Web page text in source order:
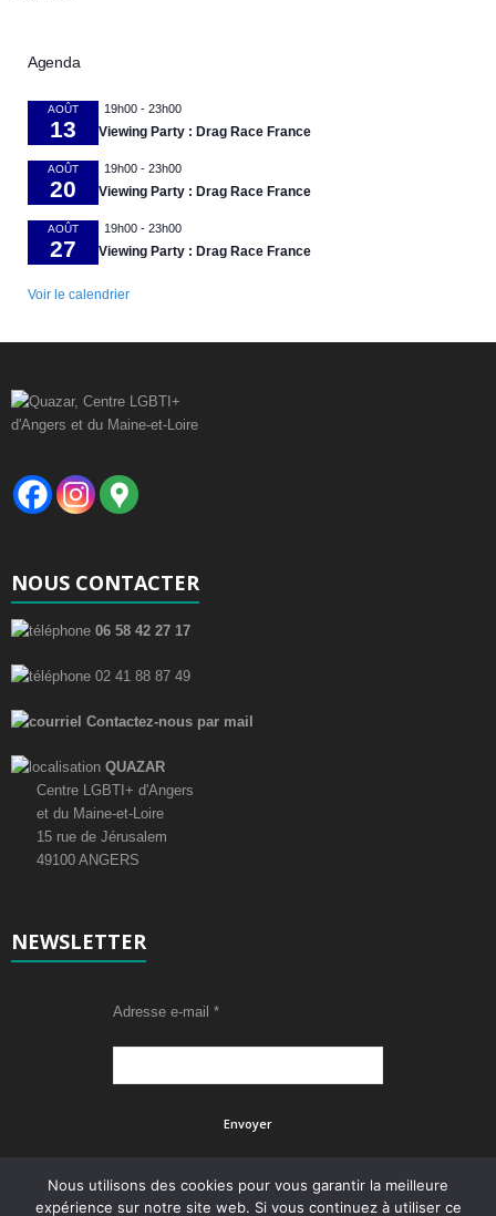
Agenda
AOÛT
13
19h00 - 23h00
Viewing Party : Drag Race France
AOÛT
20
19h00 - 23h00
Viewing Party : Drag Race France
AOÛT
27
19h00 - 23h00
Viewing Party : Drag Race France
Voir le calendrier
NOUS CONTACTER
06 58 42 27 17
02 41 88 87 49
Contactez-nous par mail
QUAZAR
Centre LGBTI+ d'Angers
et du Maine-et-Loire
15 rue de Jérusalem
49100 ANGERS
NEWSLETTER
Adresse e-mail *
Nous utilisons des cookies pour vous garantir la meilleure
expérience sur notre site web. Si vous continuez à utiliser ce